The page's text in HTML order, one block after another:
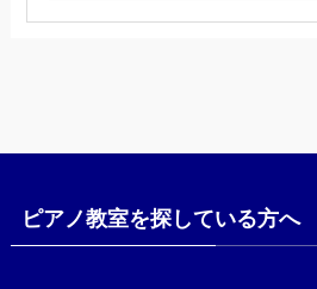
ピアノ教室を探している方へ